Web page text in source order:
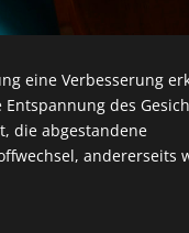
eine Verbesserung
des
die abgestandene
andererseits